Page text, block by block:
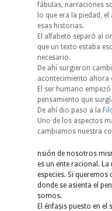
fábulas, narraciones
lo que era la piedad,
esas historias.
El alfabeto separó al
que un texto estaba
necesario.
De ahí surgieron
acontecimiento ahora
El ser humano
pensamiento que
De ahí dio paso a la
Uno de los aspectos
cambiamos nuestra
nsión de nosotros
es un ente racional.
especies. Si
donde se asienta el
somos.
El énfasis puesto en